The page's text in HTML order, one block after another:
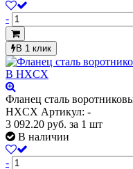
-
В 1 клик
Фланец сталь
HXCX Артикул: -
3 092.20 руб. за 1 шт
В наличии
-